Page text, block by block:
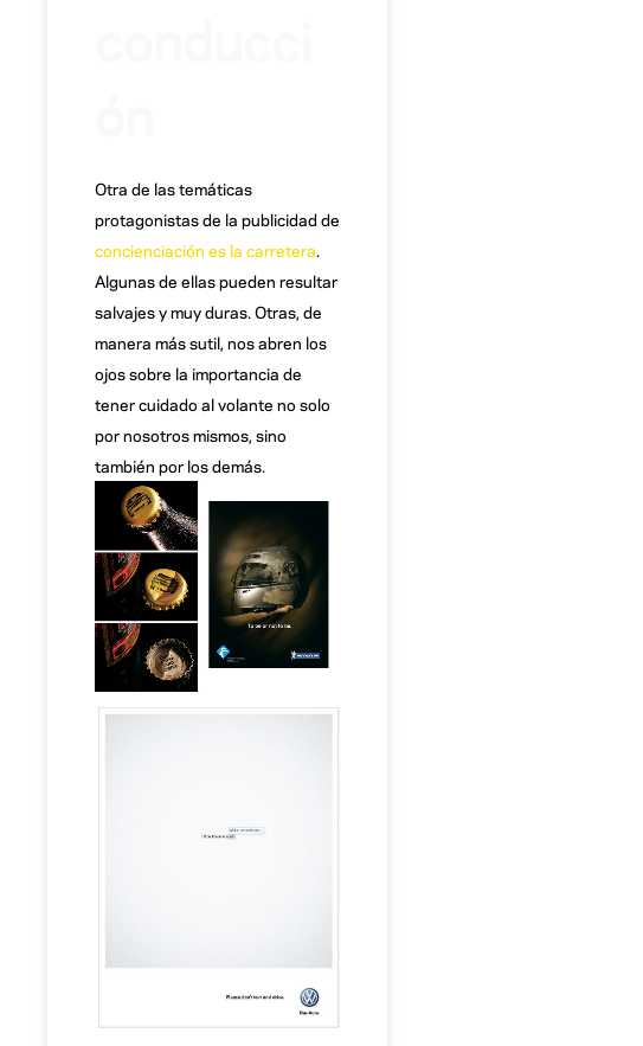
Otra de las temáticas
protagonistas de la publicidad de
concienciación es la carretera.
Algunas de ellas pueden resultar
salvajes y muy duras. Otras, de
manera más sutil, nos abren los
ojos sobre la importancia de
tener cuidado al volante no solo
por nosotros mismos, sino
también por los demás.